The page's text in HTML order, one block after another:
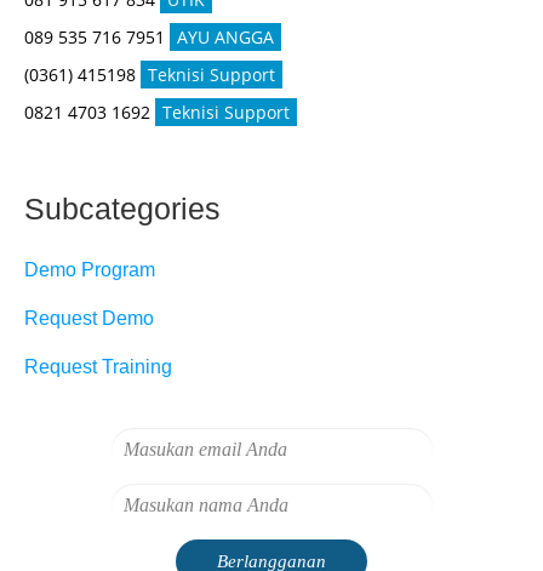
089 535 716 7951
AYU ANGGA
(0361) 415198 Teknisi Support
0821 4703 1692 Teknisi Support
Subcategories
Demo Program
Request Demo
Request Training